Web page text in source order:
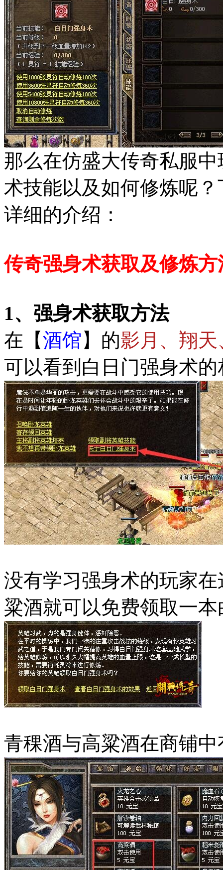
那么在仿盛大传奇私服
术技能以及如何修炼呢
详细的介绍：
传奇强身术获取及修炼方
1、强身术获取方法
在【酒馆 】的影月、翔天
可以看到白日门强身术
没有学习强身术的玩家
粱酒就可以免费领取一
青稞酒与高粱酒在商铺中